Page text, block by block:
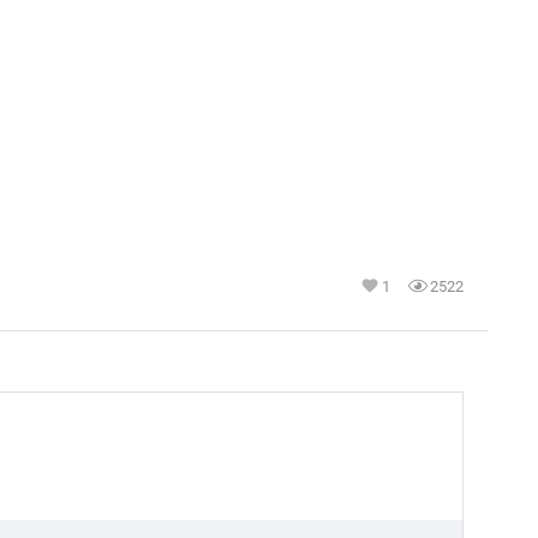
1 2522